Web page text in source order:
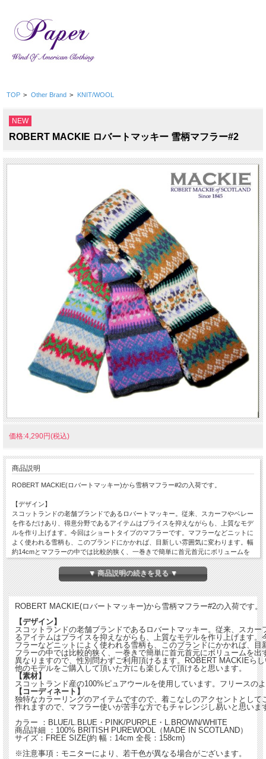
TOP > Other Brand > KNIT/WOOL
NEW
ROBERT MACKIE ロバートマッキー 雪柄マフラー#2
価格:4,290円(税込)
商品説明
ROBERT MACKIE(ロバートマッキー)から雪柄マフラー#2の入荷です。
【デザイン】
スコットランドの老舗ブランドであるロバートマッキー。従来、スカーフやベレー
を作るだけあり、得意分野であるアイテムはプライスを抑えながらも、上質なモデ
ルを作り上げます。今回はショートタイプのマフラーです。マフラーなどニットに
よく使われる雪柄も、このブランドにかかれば、目新しい雰囲気に変わります。幅
約14cmとマフラーの中では比較的狭く、一巻きで簡単に首元首元にボリュームを
出す事が出来ます。カラーによって雰囲気も異なりますので、性別問わずご利用頂
けるます。ROBERT MACKIEらしいカラーリングも魅力ですね。昨シーズン他の
モデルをご購入して頂いた方にも楽しんで頂けると思います。
【素材】
かな質感が特徴です。
【コーディネート】
独特なカラーリングのアイテムですので、着こなしのアクセントとしてご利用下さ
い。簡単に首元にボリュームを作れますので、マフラー使いが苦手な方でもチャレ
ンジし易いと思います。
カラー ：BLUE/L.BLUE・PINK/PURPLE・L.BROWN/WHITE
商品詳細 ：100% BRITISH PUREWOOL（MADE IN SCOTLAND）
サイズ：FREE SIZE(約 幅：14cm 全長：158cm)
※注意事項：モニターにより、若干色が異なる場合がございます。
▼ 商品説明の続きを見る ▼
ROBERT MACKIE(ロバートマッキー)から雪柄マフラー#2の入荷です。
【デザイン】
スコットランドの老舗ブランドであるロバートマッキー。従来、スカ
るアイテムはプライスを抑えながらも、上質なモデルを作り上げます
フラーなどニットによく使われる雪柄も、このブランドにかかれば、
フラーの中では比較的狭く、一巻きで簡単に首元首元にボリュームを
異なりますので、性別問わずご利用頂けるます。ROBERT MACKIEら
他のモデルをご購入して頂いた方にも楽しんで頂けると思います。
【素材】
スコットランド産の100%ピュアウールを使用しています。フリースの
【コーディネート】
独特なカラーリングのアイテムですので、着こなしのアクセントとし
作れますので、マフラー使いが苦手な方でもチャレンジし易いと思いま
カラー ：BLUE/L.BLUE・PINK/PURPLE・L.BROWN/WHITE
商品詳細 ：100% BRITISH PUREWOOL（MADE IN SCOTLAND）
サイズ：FREE SIZE(約 幅：14cm 全長：158cm)
※注意事項：モニターにより、若干色が異なる場合がございます。